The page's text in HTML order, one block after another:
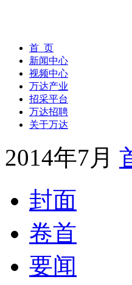
首 页
新闻中心
视频中心
万达产业
招采平台
万达招聘
关于万达
2014年7月
封面
卷首
要闻